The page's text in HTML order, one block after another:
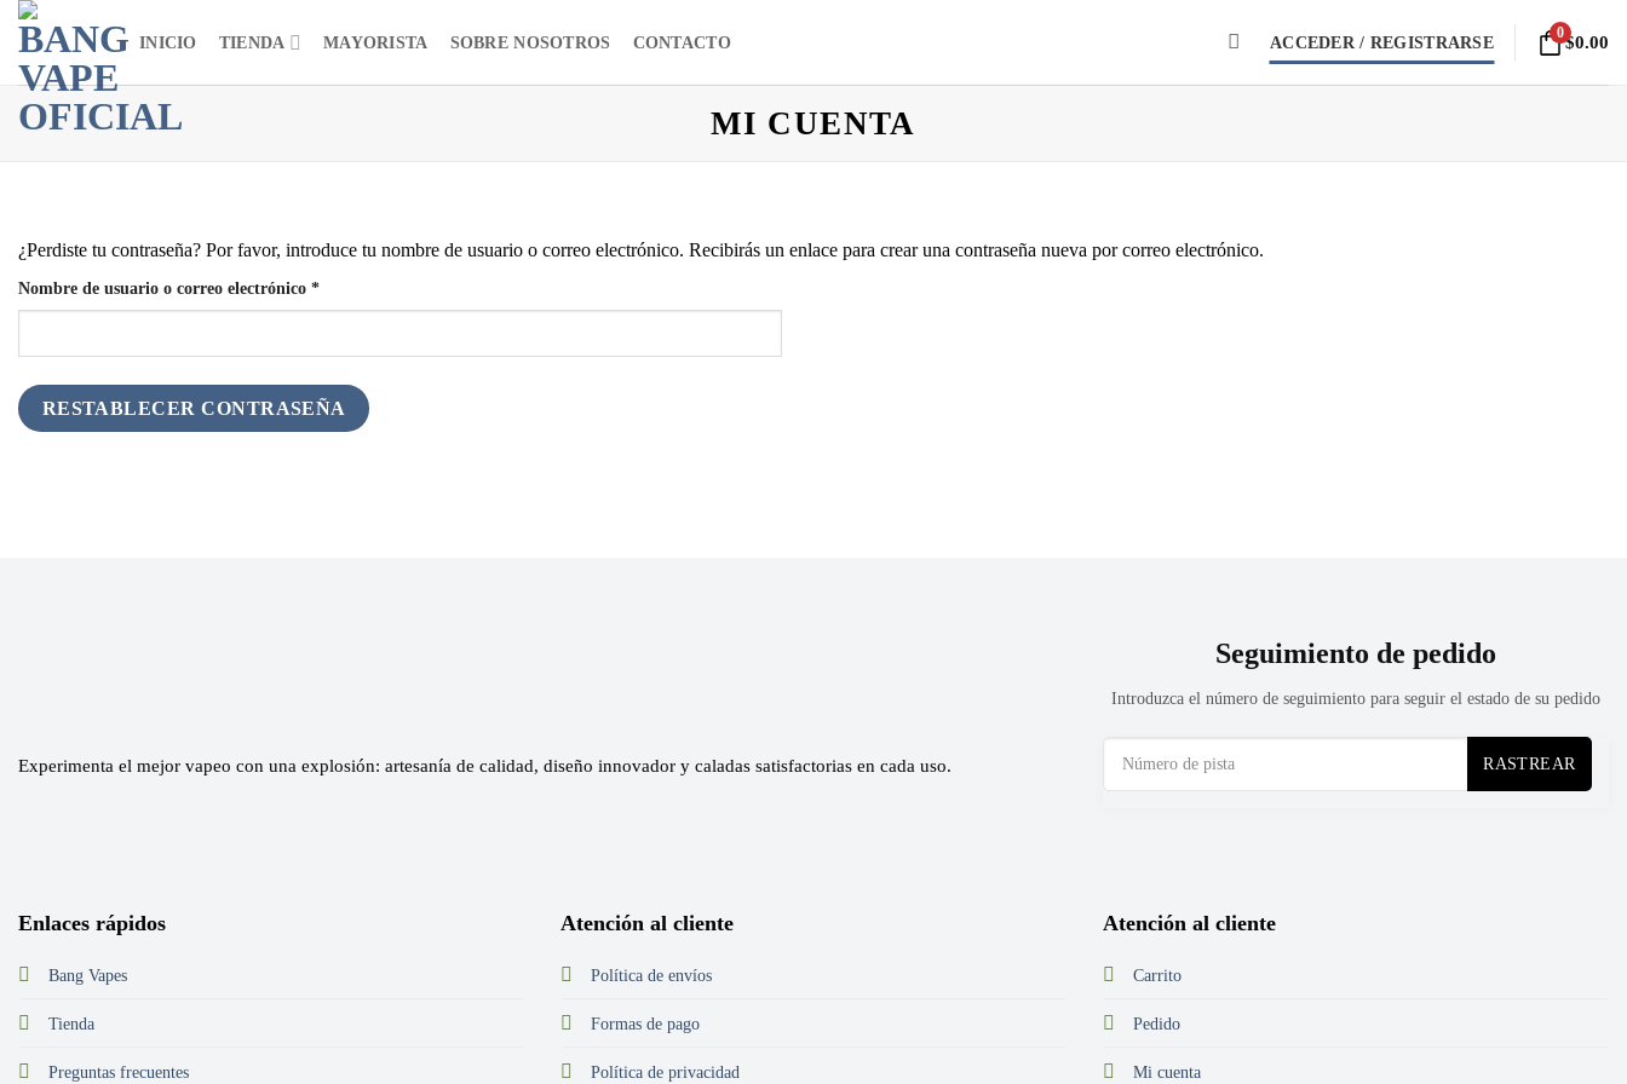
Saltar
contenido
INICIO TIENDA MAYORISTA SOBRE NOSOTROS CONTACTO ACCEDER / REGISTRARSE
0
$0.00
MI CUENTA
¿Perdiste tu contraseña? Por favor, introduce tu nombre de usuario o correo electrónico. Recibirás un enlace para crear una contraseña nueva por correo electrónico.
Nombre de usuario o correo electrónico *Obligatorio
RESTABLECER CONTRASEÑA
Experimenta el mejor vapeo con una explosión: artesanía de calidad, diseño innovador y caladas satisfactorias en cada uso.
Seguimiento de pedido
Introduzca el número de seguimiento para seguir el estado de su pedido
RASTREAR
Enlaces rápidos
Bang Vapes
Tienda
Preguntas frecuentes
Atención al cliente
Política de envíos
Formas de pago
Política de privacidad
Atención al cliente
Carrito
Pedido
Mi cuenta